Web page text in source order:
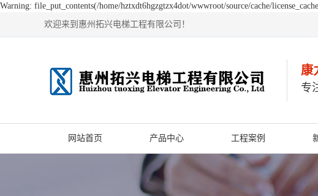
Warning: file_put_contents(/home/hztxdt6hgzgtzx4dot/wwwroot/source/cache/
欢迎来到惠州拓兴电梯工程有限公司！
康
专
网站首页 产品中心 工程案例